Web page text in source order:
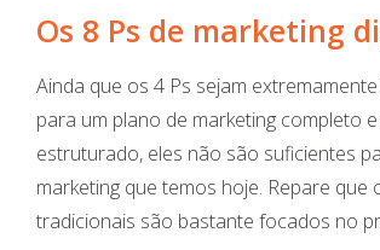
Os 8 Ps de marketing
Ainda que os 4 Ps sejam
para um plano de marketing completo
estruturado, eles não são suficientes
marketing que temos hoje. Repare que
tradicionais são bastante focados no